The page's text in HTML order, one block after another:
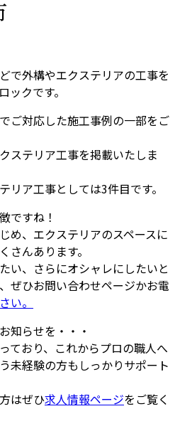
で外構やエクステリアの工事を
クです。
ご対応した施工事例の一部をご
ステリア工事を掲載いたしま
リア工事としては3件目です。
ですね！
め、エクステリアのスペースに
さんあります。
い、さらにオシャレにしたいと
ぜひお問い合わせページかお電
い。
知らせを・・・
ており、これからプロの職人へ
未経験の方もしっかりサポート
はぜひ求人情報ページをご覧く